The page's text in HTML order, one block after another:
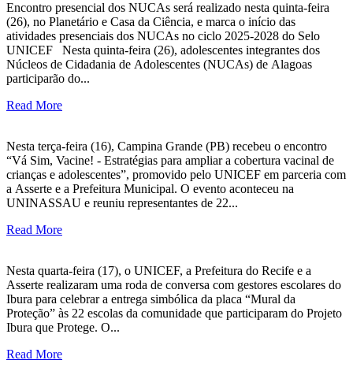
Encontro presencial dos NUCAs será realizado nesta quinta-feira
(26), no Planetário e Casa da Ciência, e marca o início das
atividades presenciais dos NUCAs no ciclo 2025-2028 do Selo
UNICEF Nesta quinta-feira (26), adolescentes integrantes dos
Núcleos de Cidadania de Adolescentes (NUCAs) de Alagoas
participarão do...
Read More
Nesta terça-feira (16), Campina Grande (PB) recebeu o encontro
“Vá Sim, Vacine! - Estratégias para ampliar a cobertura vacinal de
crianças e adolescentes”, promovido pelo UNICEF em parceria com
a Asserte e a Prefeitura Municipal. O evento aconteceu na
UNINASSAU e reuniu representantes de 22...
Read More
Nesta quarta-feira (17), o UNICEF, a Prefeitura do Recife e a
Asserte realizaram uma roda de conversa com gestores escolares do
Ibura para celebrar a entrega simbólica da placa “Mural da
Proteção” às 22 escolas da comunidade que participaram do Projeto
Ibura que Protege. O...
Read More